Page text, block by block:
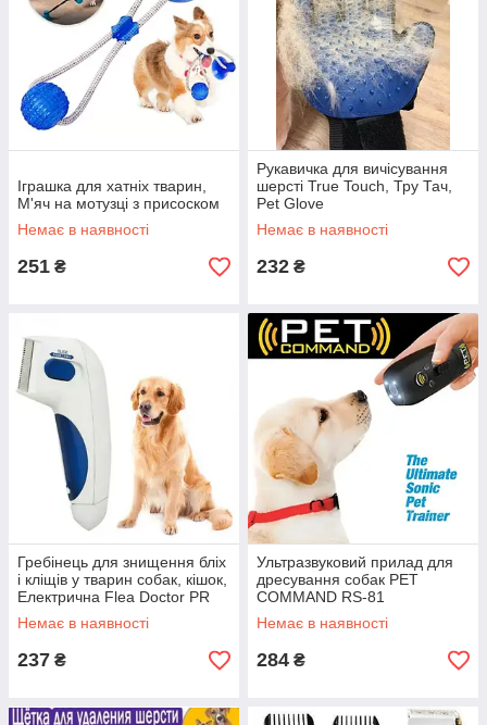
Іграшка для хатніх тварин,
М'яч на мотузці з присоском
Немає в наявності
251 ₴
Рукавичка для вичісування
шерсті True Touch, Тру Тач,
Pet Glove
Немає в наявності
232 ₴
Гребінець для знищення бліх
і кліщів у тварин собак, кішок,
Електрична Flea Doctor PR
Немає в наявності
237 ₴
Ультразвуковий прилад для
дресування собак PET
COMMAND RS-81
Немає в наявності
284 ₴